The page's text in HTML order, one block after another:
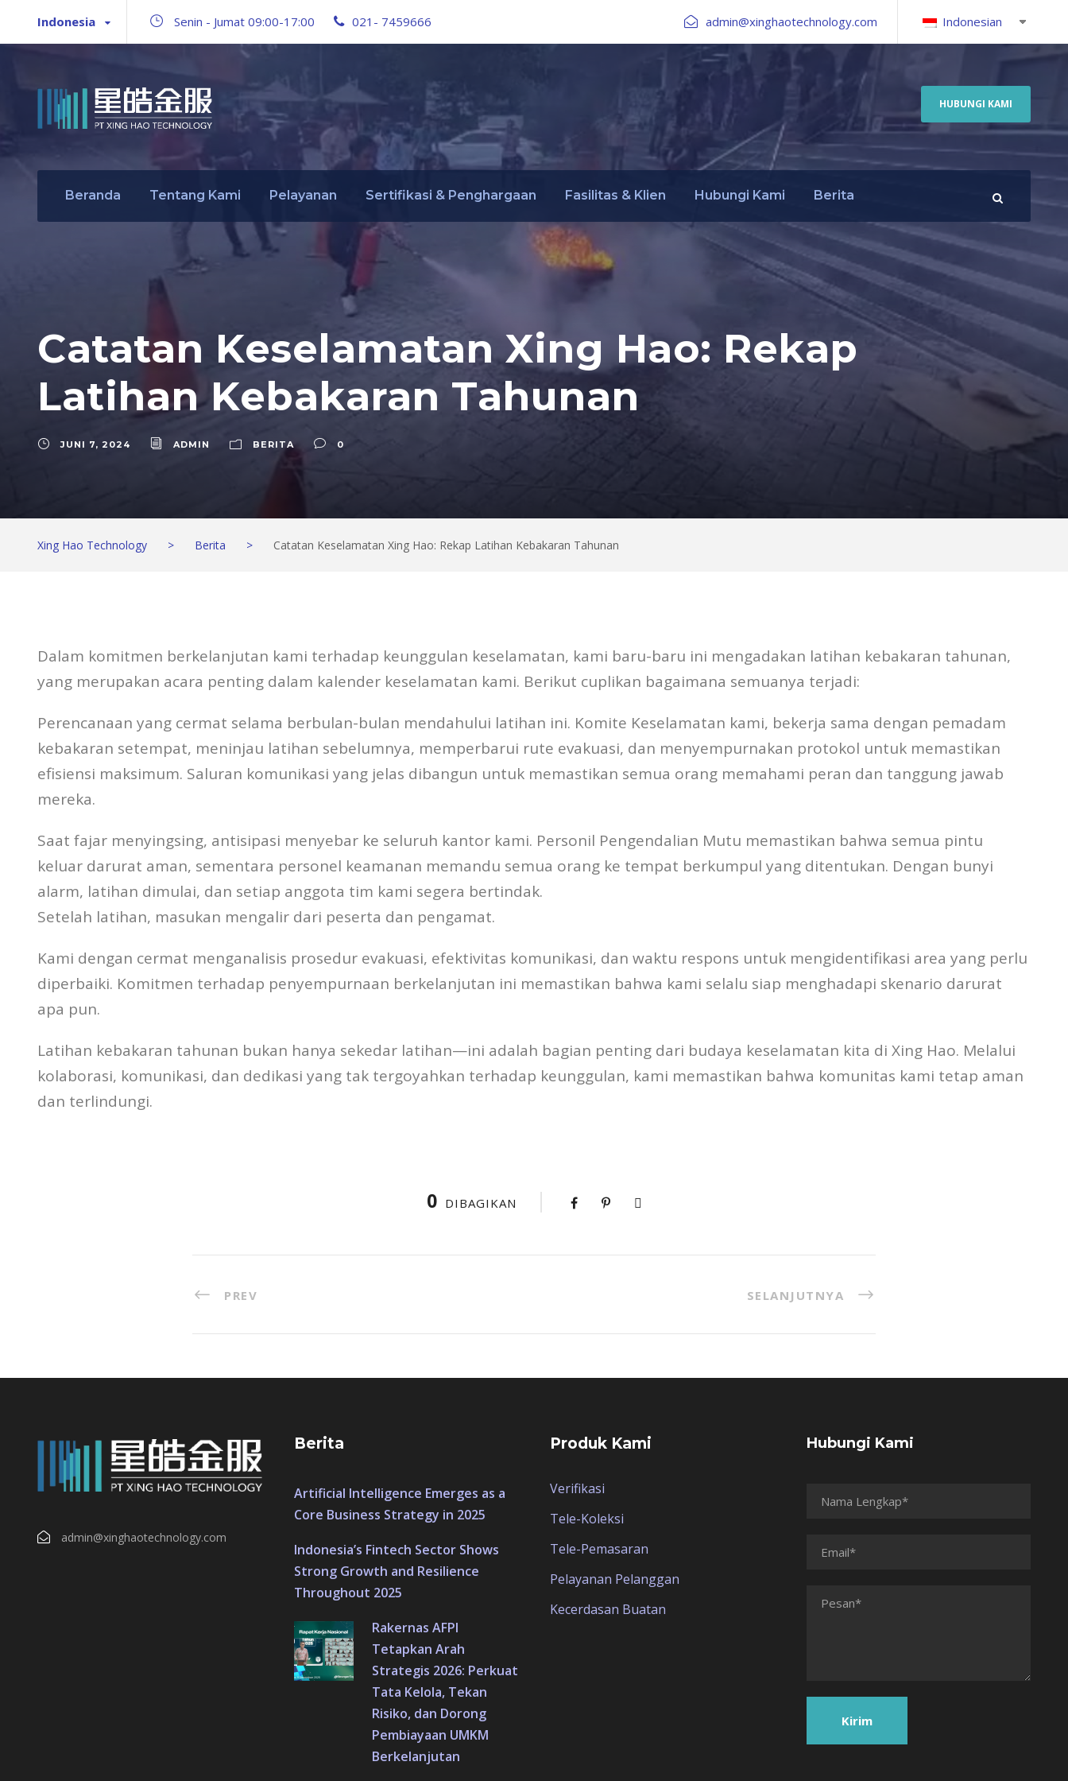
Indonesia Senin - Jumat 09:00-17:00 021- 7459666 admin@xinghaotechnology.com Indonesian
HUBUNGI KAMI
Beranda Tentang Kami Pelayanan Sertifikasi & Penghargaan Fasilitas & Klien Hubungi Kami Berita
Catatan Keselamatan Xing Hao: Rekap
Latihan Kebakaran Tahunan
JUNI 7, 2024 ADMIN BERITA 0
Xing Hao Technology > Berita > Catatan Keselamatan Xing Hao: Rekap Latihan Kebakaran Tahunan
Dalam komitmen berkelanjutan kami terhadap keunggulan keselamatan, kami baru-baru ini mengadakan latihan kebakaran tahunan,
yang merupakan acara penting dalam kalender keselamatan kami. Berikut cuplikan bagaimana semuanya terjadi:
Perencanaan yang cermat selama berbulan-bulan mendahului latihan ini. Komite Keselamatan kami, bekerja sama dengan pemadam
kebakaran setempat, meninjau latihan sebelumnya, memperbarui rute evakuasi, dan menyempurnakan protokol untuk memastikan
efisiensi maksimum. Saluran komunikasi yang jelas dibangun untuk memastikan semua orang memahami peran dan tanggung jawab
mereka.
Saat fajar menyingsing, antisipasi menyebar ke seluruh kantor kami. Personil Pengendalian Mutu memastikan bahwa semua pintu
keluar darurat aman, sementara personel keamanan memandu semua orang ke tempat berkumpul yang ditentukan. Dengan bunyi
alarm, latihan dimulai, dan setiap anggota tim kami segera bertindak.
Setelah latihan, masukan mengalir dari peserta dan pengamat.
Kami dengan cermat menganalisis prosedur evakuasi, efektivitas komunikasi, dan waktu respons untuk mengidentifikasi area yang perlu
diperbaiki. Komitmen terhadap penyempurnaan berkelanjutan ini memastikan bahwa kami selalu siap menghadapi skenario darurat
apa pun.
Latihan kebakaran tahunan bukan hanya sekedar latihan—ini adalah bagian penting dari budaya keselamatan kita di Xing Hao. Melalui
kolaborasi, komunikasi, dan dedikasi yang tak tergoyahkan terhadap keunggulan, kami memastikan bahwa komunitas kami tetap aman
dan terlindungi.
0 DIBAGIKAN
PREV SELANJUTNYA
admin@xinghaotechnology.com
Berita
Artificial Intelligence Emerges as a
Core Business Strategy in 2025
Indonesia’s Fintech Sector Shows
Strong Growth and Resilience
Throughout 2025
Rakernas AFPI
Tetapkan Arah
Strategis 2026: Perkuat
Tata Kelola, Tekan
Risiko, dan Dorong
Pembiayaan UMKM
Berkelanjutan
Produk Kami
Verifikasi
Tele-Koleksi
Tele-Pemasaran
Pelayanan Pelanggan
Kecerdasan Buatan
Hubungi Kami